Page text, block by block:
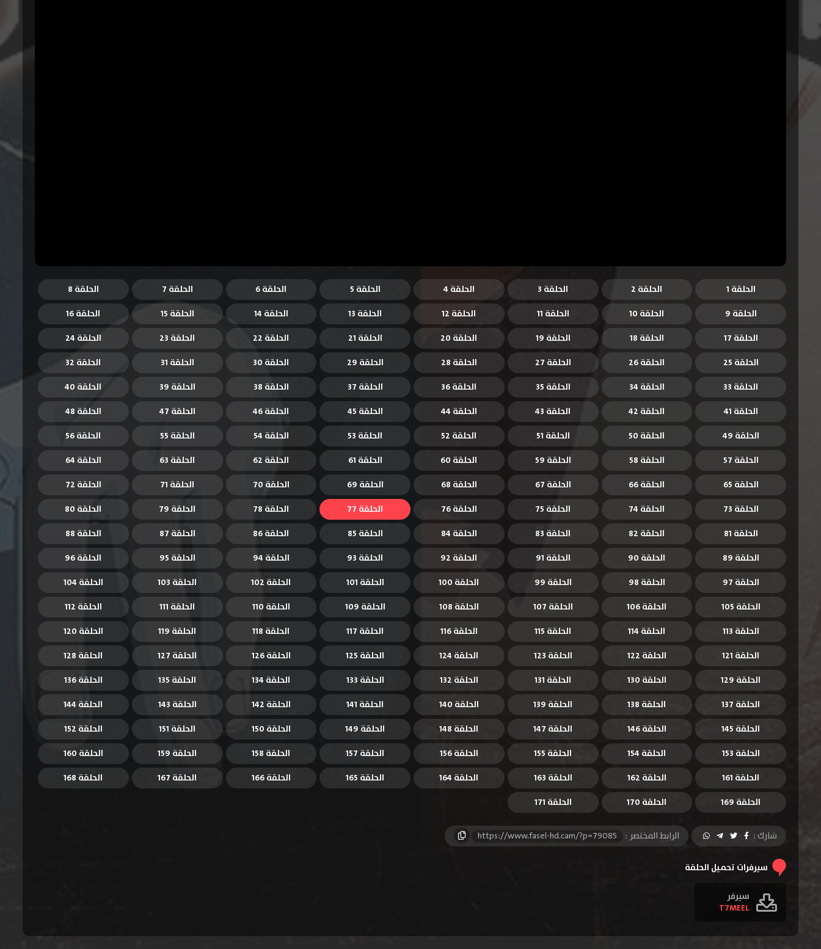
الحلقة 1 الحلقة 2 الحلقة 3 الحلقة 4 الحلقة 5 الحلقة 6 الحلقة 7
الحلقة 8
الحلقة 9
الحلقة 10 الحلقة 11 الحلقة 12 الحلقة 13 الحلقة 14 الحلقة 15
الحلقة 16
الحلقة 17
الحلقة 18 الحلقة 19 الحلقة 20 الحلقة 21 الحلقة 22 الحلقة 23
الحلقة 24
الحلقة 25
الحلقة 26 الحلقة 27 الحلقة 28 الحلقة 29 الحلقة 30 الحلقة 31
الحلقة 32
الحلقة 33
الحلقة 34 الحلقة 35 الحلقة 36 الحلقة 37 الحلقة 38 الحلقة 39
الحلقة 40
الحلقة 41
الحلقة 42 الحلقة 43 الحلقة 44 الحلقة 45 الحلقة 46 الحلقة 47
الحلقة 48
الحلقة 49
الحلقة 50 الحلقة 51 الحلقة 52 الحلقة 53 الحلقة 54 الحلقة 55
الحلقة 56
الحلقة 57
الحلقة 58 الحلقة 59 الحلقة 60 الحلقة 61 الحلقة 62 الحلقة 63
الحلقة 64
الحلقة 65
الحلقة 66 الحلقة 67 الحلقة 68 الحلقة 69 الحلقة 70 الحلقة 71
الحلقة 72
الحلقة 73
الحلقة 74 الحلقة 75 الحلقة 76 الحلقة 77 الحلقة 78 الحلقة 79
الحلقة 80
الحلقة 81
الحلقة 82 الحلقة 83 الحلقة 84 الحلقة 85 الحلقة 86 الحلقة 87
الحلقة 88
الحلقة 89
الحلقة 90 الحلقة 91 الحلقة 92 الحلقة 93 الحلقة 94 الحلقة 95
الحلقة 96
الحلقة 97
الحلقة 98 الحلقة 99 الحلقة 100 الحلقة 101 الحلقة 102 الحلقة 103
الحلقة 104
الحلقة 105
الحلقة 106 الحلقة 107 الحلقة 108 الحلقة 109 الحلقة 110 الحلقة 111
الحلقة 112
الحلقة 113
الحلقة 114 الحلقة 115 الحلقة 116 الحلقة 117 الحلقة 118 الحلقة 119
الحلقة 120
الحلقة 121
الحلقة 122 الحلقة 123 الحلقة 124 الحلقة 125 الحلقة 126 الحلقة 127
الحلقة 128
الحلقة 129
الحلقة 130 الحلقة 131 الحلقة 132 الحلقة 133 الحلقة 134 الحلقة 135
الحلقة 136
الحلقة 137
الحلقة 138 الحلقة 139 الحلقة 140 الحلقة 141 الحلقة 142 الحلقة 143
الحلقة 144
الحلقة 145
الحلقة 146 الحلقة 147 الحلقة 148 الحلقة 149 الحلقة 150 الحلقة 151
الحلقة 152
الحلقة 153
الحلقة 154 الحلقة 155 الحلقة 156 الحلقة 157 الحلقة 158 الحلقة 159
الحلقة 160
الحلقة 161
الحلقة 162 الحلقة 163 الحلقة 164 الحلقة 165 الحلقة 166 الحلقة 167
الحلقة 168
الحلقة 169
الحلقة 170 الحلقة 171
شارك : الرابط المختصر : https://www.fasel-hd.cam/?p=79085
سيرفرات تحميل الحلقة
سيرفر
T7MEEL